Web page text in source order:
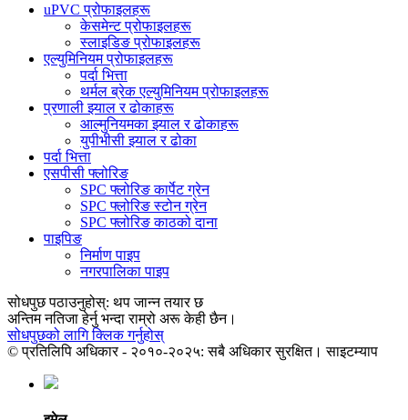
uPVC प्रोफाइलहरू
केसमेन्ट प्रोफाइलहरू
स्लाइडिङ प्रोफाइलहरू
एल्युमिनियम प्रोफाइलहरू
पर्दा भित्ता
थर्मल ब्रेक एल्युमिनियम प्रोफाइलहरू
प्रणाली झ्याल र ढोकाहरू
आल्मुनियमका झ्याल र ढोकाहरू
युपीभीसी झ्याल र ढोका
पर्दा भित्ता
एसपीसी फ्लोरिङ
SPC फ्लोरिङ कार्पेट ग्रेन
SPC फ्लोरिङ स्टोन ग्रेन
SPC फ्लोरिङ काठको दाना
पाइपिङ
निर्माण पाइप
नगरपालिका पाइप
सोधपुछ पठाउनुहोस्: थप जान्न तयार छ
अन्तिम नतिजा हेर्नु भन्दा राम्रो अरू केही छैन।
सोधपुछको लागि क्लिक गर्नुहोस्
© प्रतिलिपि अधिकार - २०१०-२०२५: सबै अधिकार सुरक्षित। साइटम्याप